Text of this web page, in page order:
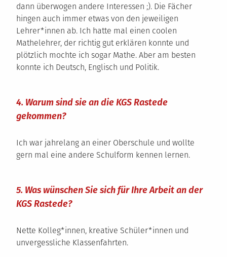
dann überwogen andere Interessen ;). Die Fächer
hingen auch immer etwas von den jeweiligen
Lehrer*innen ab. Ich hatte mal einen coolen
Mathelehrer, der richtig gut erklären konnte und
plötzlich mochte ich sogar Mathe. Aber am besten
konnte ich Deutsch, Englisch und Politik.
4. Warum sind sie an die KGS Rastede
gekommen?
Ich war jahrelang an einer Oberschule und wollte
gern mal eine andere Schulform kennen lernen.
5. Was wünschen Sie sich für Ihre Arbeit an der
KGS Rastede?
Nette Kolleg*innen, kreative Schüler*innen und
unvergessliche Klassenfahrten.